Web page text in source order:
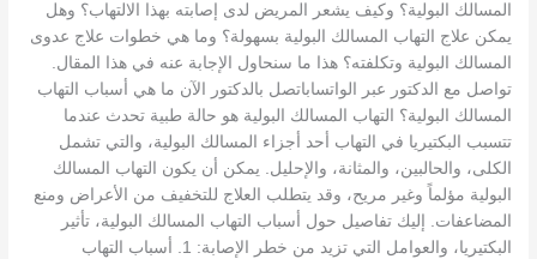
المسالك البولية؟ وكيف يشعر المريض لدى إصابته بهذا الالتهاب؟ وهل
يمكن علاج التهاب المسالك البولية بسهولة؟ وما هي خطوات علاج عدوى
المسالك البولية وتكلفته؟ هذا ما سنحاول الإجابة عنه في هذا المقال.
تواصل مع الدكتور عبر الواتساباتصل بالدكتور الآن ما هي أسباب التهاب
المسالك البولية؟ التهاب المسالك البولية هو حالة طبية تحدث عندما
تتسبب البكتيريا في التهاب أحد أجزاء المسالك البولية، والتي تشمل
الكلى، والحالبين، والمثانة، والإحليل. يمكن أن يكون التهاب المسالك
البولية مؤلماً وغير مريح، وقد يتطلب العلاج للتخفيف من الأعراض ومنع
المضاعفات. إليك تفاصيل حول أسباب التهاب المسالك البولية، تأثير
البكتيريا، والعوامل التي تزيد من خطر الإصابة: 1. أسباب التهاب